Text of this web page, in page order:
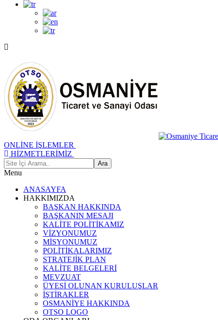
ONLİNE İŞLEMLER
HİZMETLERİMİZ
Menu
ANASAYFA
HAKKIMIZDA
BAŞKAN HAKKINDA
BAŞKANIN MESAJI
KALİTE POLİTİKAMIZ
VİZYONUMUZ
MİSYONUMUZ
POLİTİKALARIMIZ
STRATEJİK PLAN
KALİTE BELGELERİ
MEVZUAT
ÜYESİ OLUNAN KURULUŞLAR
İŞTİRAKLER
OSMANİYE HAKKINDA
OTSO LOGO